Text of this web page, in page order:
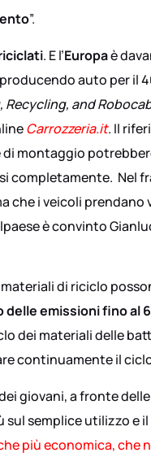
”.
. E l’Europaè
auto per il
Recycling, and
Carrozzeria.it. Il
montaggio
completamente. Nel
che i veicoli prendano
è convinto
di riciclo
delle emissioni fino al
dei materiali delle
continuamente il
giovani, a fronte delle
sul semplice utilizzo e il
più economica, che